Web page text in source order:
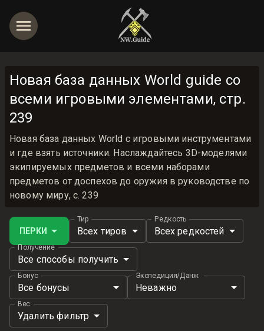
Новая база данных World guide со
всеми игровыми элементами, стр.
239
Новая база данных World с игровыми инструментами
и где взять источники. Наслаждайтесь 3D-моделями
экипируемых предметов и всеми наборами
предметов от доспехов до оружия в руководстве по
новому миру, с. 239
ПЕРКИ
Тир
Всех тиров
Редкость
Всех редкостей
Получение
Все способы получить
Бонус
Все бонусы
Экспедиция/Данж
Неважно
Вес
Удалить фильтр